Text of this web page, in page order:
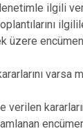
ilgili
üzere
varsa